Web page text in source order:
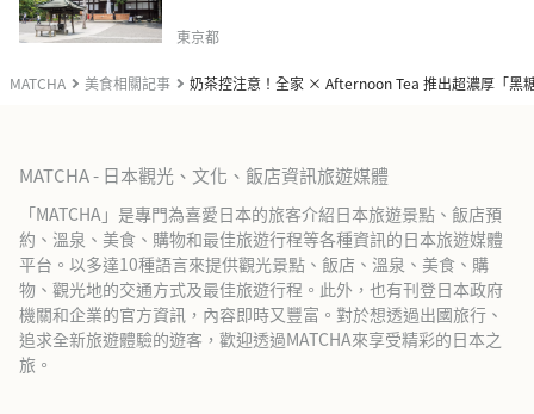
MATCHA 美食相關記事 奶茶控注意！全家 × Afternoon Tea 推出超濃厚「黑
東京都
MATCHA - 日本觀光、文化、飯店資訊旅遊媒體
「MATCHA」是專門為喜愛日本的旅客介紹日本旅遊景點、飯店預
約、溫泉、美食、購物和最佳旅遊行程等各種資訊的日本旅遊媒體
平台。以多達10種語言來提供觀光景點、飯店、溫泉、美食、購
物、觀光地的交通方式及最佳旅遊行程。此外，也有刊登日本政府
機關和企業的官方資訊，內容即時又豐富。對於想透過出國旅行、
追求全新旅遊體驗的遊客，歡迎透過MATCHA來享受精彩的日本之
旅。